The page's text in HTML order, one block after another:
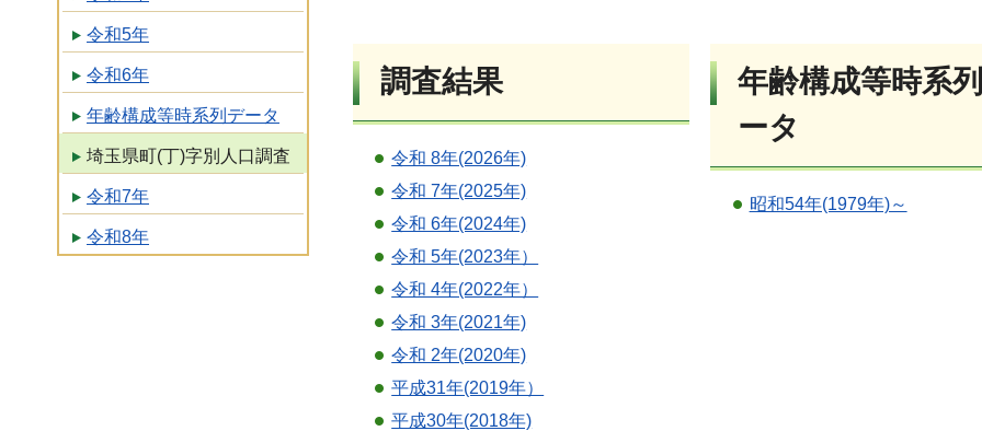
令和5年
令和6年
年齢構成等時系列データ
埼玉県町(丁)字別人口調査
令和7年
令和8年
調査結果
令和 8年(2026年)
令和 7年(2025年)
令和 6年(2024年)
令和 5年(2023年）
令和 4年(2022年）
令和 3年(2021年)
令和 2年(2020年)
平成31年(2019年）
平成30年(2018年)
年齢構成等時系
ータ
昭和54年(1979年)～